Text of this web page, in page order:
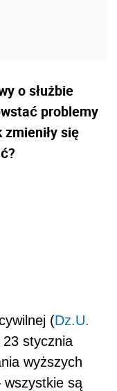
o służbie
problemy
się
(Dz.U.
23 stycznia
wyższych
wszystkie są